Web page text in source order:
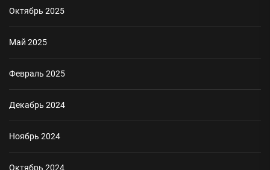
Октябрь 2025
Май 2025
Февраль 2025
Декабрь 2024
Ноябрь 2024
Октябрь 2024